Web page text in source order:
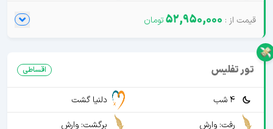
52,950,000
تور تفلیس اقساطی
4 شب
دلنیا گشت
رفت: وارش
برگشت: وارش